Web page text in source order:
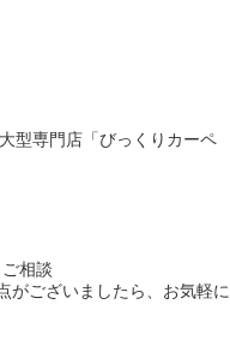
型専門店「びっくりカーペ
がございましたら、お気軽に